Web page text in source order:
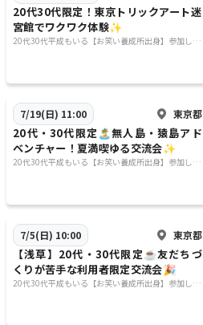
20代30代限定！東京トリックアート迷
宮館でワクワク体験✨
20代30代平成もいる【お笑い養成所出身】参加しや
7/19(日) 11:00 東京都
20代・30代限定🏝無人島・猿島アド
ベンチャー！夏満喫ゆる交流会✨
20代30代平成もいる【お笑い養成所出身】参加しや
7/5(日) 10:00 東京都
【浅草】20代・30代限定☕友だちづ
くりが苦手な利用者限定交流会🎉
20代30代平成もいる【お笑い養成所出身】参加しや